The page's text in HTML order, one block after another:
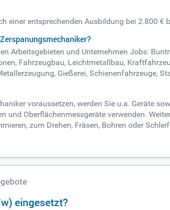
einer entsprechenden Ausbildung bei 2.800 €
Arbeitsgebieten und Unternehmen Jobs:
Fahrzeugbau, Leichtmetallbau,
Gießerei, Schienenfahrzeuge,
voraussetzen, werden Sie u.a. Geräte
und Oberflächenmessgeräte verwenden.
zum Drehen, Fräsen, Bohren oder
eingesetzt?